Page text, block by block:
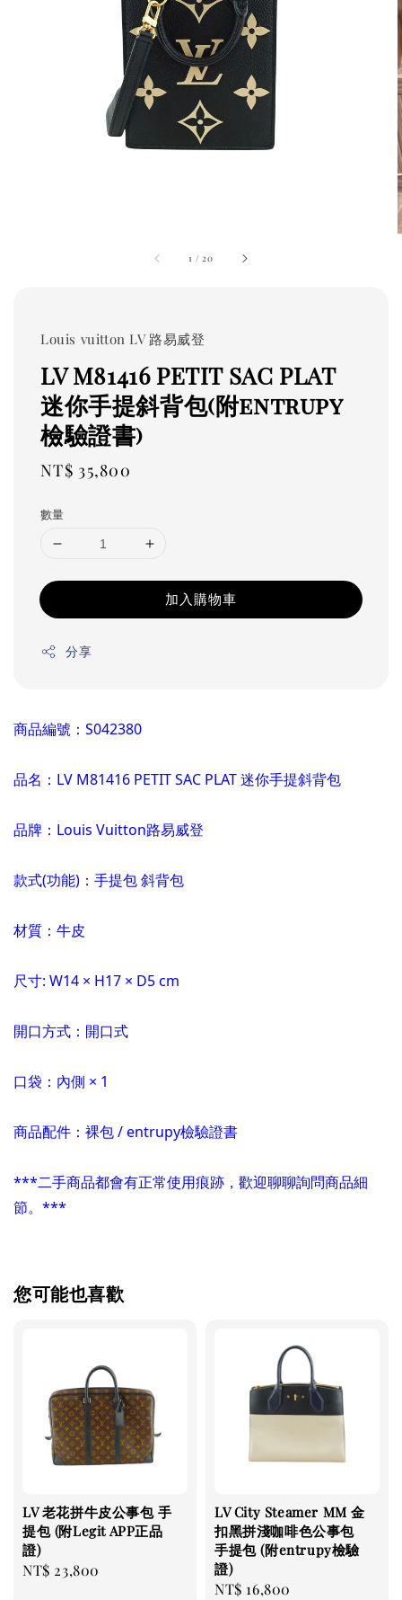
1 /20
Louis vuitton LV 路易威登
LV M81416 PETIT SAC PLAT
迷你手提斜背包(附entrupy
檢驗證書)
Regular
NT$ 35,800
數量
加入購物車
分享
商品編號 ：S042380
品名：LV M81416 PETIT SAC PLAT 迷你手提斜背包
品牌：Louis Vuitton路易威登
款式(功能)：手提包 斜背包
材質：牛皮
尺寸: W14 × H17 × D5 cm
開口方式：開口式
口袋：內側 × 1
商品配件：裸包 / entrupy檢驗證書
***二手商品都會有正常使用痕跡，歡迎聊聊詢問商品細
節。***
您可能也喜歡
LV 老花拼牛皮公事包 手
提包 (附Legit APP正品
證)
Regular
NT$ 23,800
LV City Steamer MM 金
扣黑拼淺咖啡色公事包
手提包 (附entrupy檢驗
證)
Regular
NT$ 16,800